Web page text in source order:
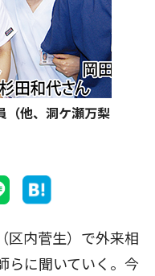
（他、洞ケ瀬万梨
内菅生）で外来相
らに聞いていく。今